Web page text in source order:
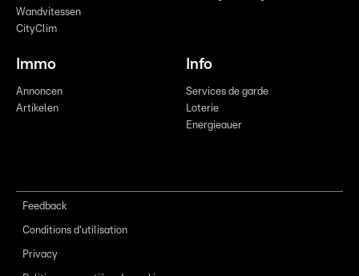
Wandvitessen
CityClim
Immo
Annoncen
Artikelen
Info
Services de garde
Loterie
Energieauer
Feedback
Conditions d'utilisation
Privacy